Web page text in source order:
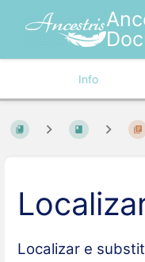
Info
Localizar e